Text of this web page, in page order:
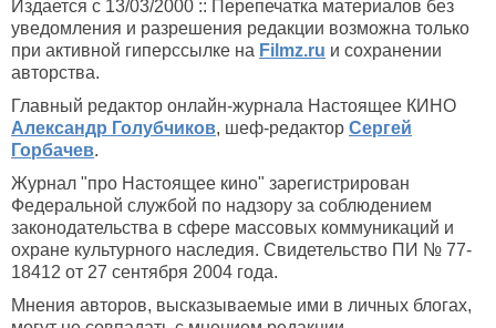
Издается с 13/03/2000 :: Перепечатка материалов без
уведомления и разрешения редакции возможна только
при активной гиперссылке на Filmz.ru и сохранении
авторства.
Главный редактор онлайн-журнала Настоящее КИНО
Александр Голубчиков, шеф-редактор Сергей
Горбачев.
Журнал "про Настоящее кино" зарегистрирован
Федеральной службой по надзору за соблюдением
законодательства в сфере массовых коммуникаций и
охране культурного наследия. Свидетельство ПИ № 77-
18412 от 27 сентября 2004 года.
Мнения авторов, высказываемые ими в личных блогах,